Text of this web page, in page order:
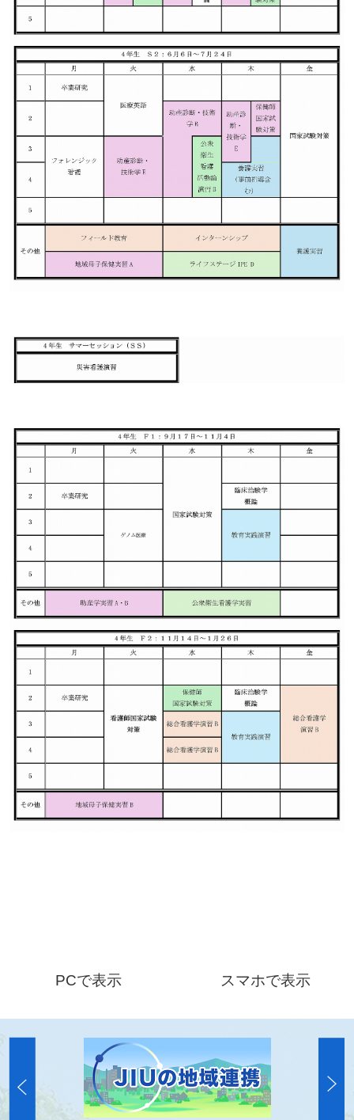
PCで表示 スマホで表示